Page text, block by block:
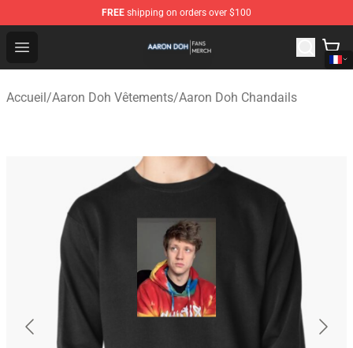
FREE shipping on orders over $100
Open menu
Aaron Doh Shop - Official Aaron Doh Merchandise Store
Accueil/Aaron Doh Vêtements/Aaron Doh Chandails